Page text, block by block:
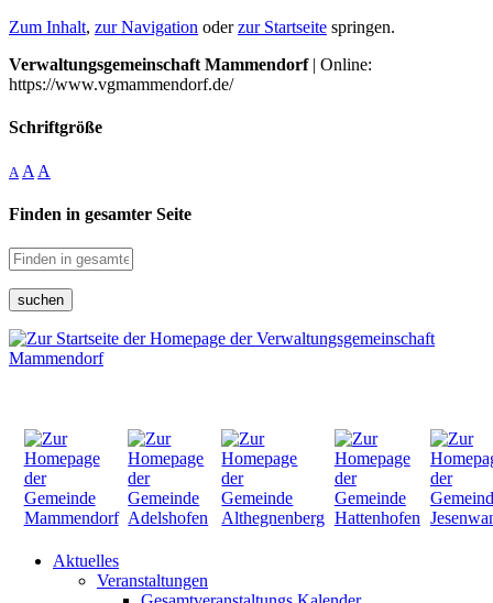
Zum Inhalt, zur Navigation oderzur Startseite springen.
Verwaltungsgemeinschaft Mammendorf| Online:
https://www.vgmammendorf.de/
Schriftgröße
A A A
Finden in gesamter Seite
suchen
Aktuelles
Veranstaltungen